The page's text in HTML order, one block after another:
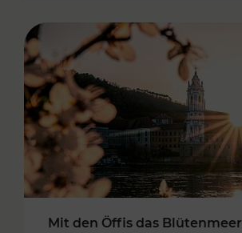
Mit den Öffis das Blütenmeer